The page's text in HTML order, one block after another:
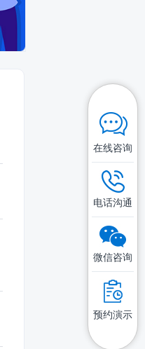
在线咨询
电话沟通
微信咨询
预约演示